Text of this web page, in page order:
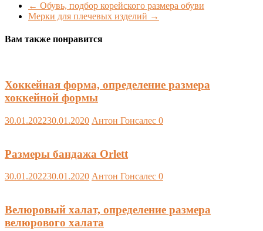
← Обувь, подбор корейского размера обуви
Мерки для плечевых изделий →
Вам также понравится
Хоккейная форма, определение размера
хоккейной формы
30.01.202230.01.2020 Антон Гонсалес 0
Размеры бандажа Orlett
30.01.202230.01.2020 Антон Гонсалес 0
Велюровый халат, определение размера
велюрового халата